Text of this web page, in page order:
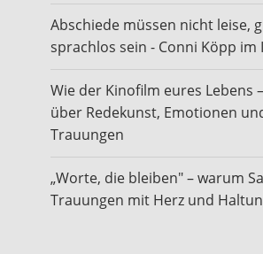
Abschiede müssen nicht leise,
sprachlos sein - Conni Köpp im
Wie der Kinofilm eures Lebens
über Redekunst, Emotionen
Trauungen
„Worte, die bleiben" – warum
Trauungen mit Herz und